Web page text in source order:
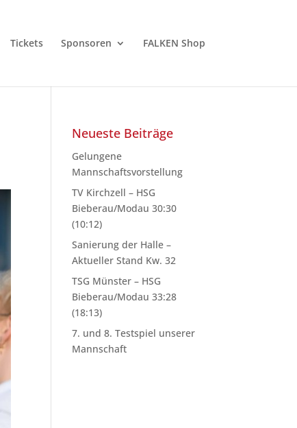
Tickets Sponsoren FALKEN Shop
Neueste Beiträge
Gelungene
Mannschaftsvorstellung
TV Kirchzell – HSG
Bieberau/Modau 30:30
(10:12)
Sanierung der Halle –
Aktueller Stand Kw. 32
TSG Münster – HSG
Bieberau/Modau 33:28
(18:13)
7. und 8. Testspiel unserer
Mannschaft